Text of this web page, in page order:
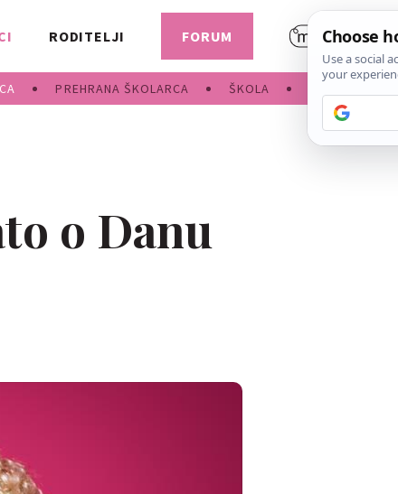
PREHRANA ŠKOLARCA ŠKOLA
RODITELJI FORUM
o Danu